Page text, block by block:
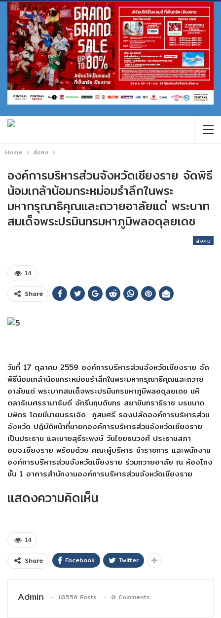
Home สังคม
องค์การบริหารส่วนจังหวัดเชียงราย จัดพิธี
น้อมเกล้าน้อมกระหม่อมรำลึกในพระ
มหากรุณาธิคุณและถวายอาลัยแด่ พระบาท
สมเด็จพระปรมินทรมหาภูมิพลอดุลยเดช
สังคม
14
Share
วันที่ 17 ตุลาคม 2559 องค์การบริหารส่วนจังหวัดเชียงราย จัด
พิธีน้อมเกล้าน้อมกระหม่อมรำลึกในพระมหากรุณาธิคุณและถวาย
อาลัยแด่ พระบาทสมเด็จพระปรมินทรมหาภูมิพลอดุลยเดช มหิ
ตลาธิเบศรรามาธิบดี จักรีนฤบดินทร สยามินทราธิราช บรมนาถ
บพิตร โดยมีนายบรรเจิด ภูสมศรี รองปลัดองค์การบริหารส่วน
จังหวัด ปฏิบัติหน้าที่นายกองค์การบริหารส่วนจังหวัดเชียงราย
เป็นประธาน และนายสุธีระพงษ์ วันไชยธนวงศ์ ประธานสภา
อบจ.เชียงราย พร้อมด้วย คณะผู้บริหาร ข้าราชการ และพนักงาน
องค์การบริหารส่วนจังหวัดเชียงราย ร่วมถวายอาลัย ณ ห้องโถง
ชั้น 1 อาคารสำนักงานองค์การบริหารส่วนจังหวัดเชียงราย
แสดงความคิดเห็น
14
Share Facebook Twitter
Admin 10556 Posts 0 Comments